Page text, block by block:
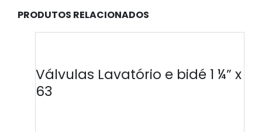
PRODUTOS RELACIONADOS
Válvulas Lavatório e bidé 1 ¼” x
63